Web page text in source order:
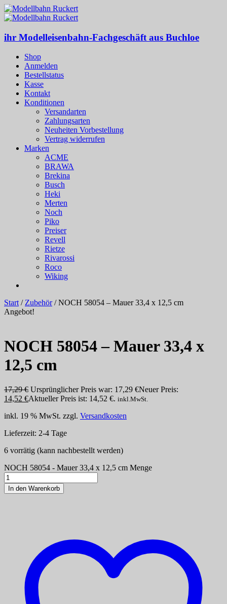
ihr Modelleisenbahn-Fachgeschäft aus Buchloe
Shop
Anmelden
Bestellstatus
Kasse
Kontakt
Konditionen
Versandarten
Zahlungsarten
Neuheiten Vorbestellung
Vertrag widerrufen
Marken
ACME
BRAWA
Brekina
Busch
Heki
Merten
Noch
Piko
Preiser
Revell
Rietze
Rivarossi
Roco
Wiking
Start/Zubehör/ NOCH 58054 – Mauer 33,4 x 12,5 cm
Angebot!
NOCH 58054 – Mauer 33,4 x
12,5 cm
17,29€ Ursprünglicher Preis war: 17,29 €Neuer Preis:
14,52 €Aktueller Preis ist: 14,52 €. inkl.MwSt.
inkl. 19 % MwSt. zzgl. Versandkosten
Lieferzeit: 2-4 Tage
6 vorrätig (kann nachbestellt werden)
NOCH 58054 - Mauer 33,4 x 12,5 cm Menge
In den Warenkorb